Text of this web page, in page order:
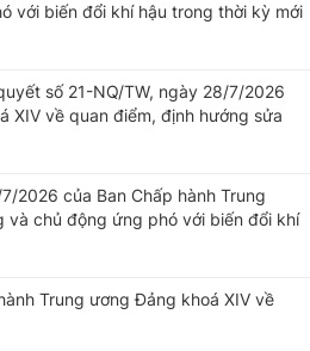
với biến đổi khí hậu trong thời kỳ mới
số 21-NQ/TW, ngày 28/7/2026
XIV về quan điểm, định hướng sửa
2026 của Ban Chấp hành Trung
và chủ động ứng phó với biến đổi khí
Trung ương Đảng khoá XIV về